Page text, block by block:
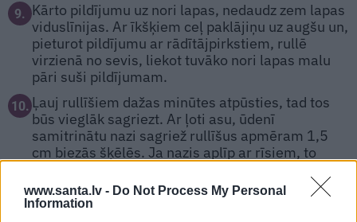
www.santa.lv - Do Not Process My Personal
Information
9.
Kārto pildījumu uz nori lapas, nedaudz zem lapas
viduslīnijas. Ar īkšķiem ceļ paklājiņu uz augšu un,
pieturot pildījumu ar rādītājpirkstiem, rullē
virzienā no sevis, liekot tuvāko nori lapas malu
pāri suši pildījumam.
10. Ļauj rullīšiem dažas minūtes atpūsties, tad tos
būs vieglāk sagriezt. Ar ļoti asu, ūdenī
samitrinātu nazi sagriež rullīšus apmēram 1,5
cm biezās šķēlēs. Ja nazis aplīp ar rīsiem, to
11.Pasniedz tāpat vai ar sojas mērci, kam pievienots
nedaudz grauzdēta sezama eļļas.